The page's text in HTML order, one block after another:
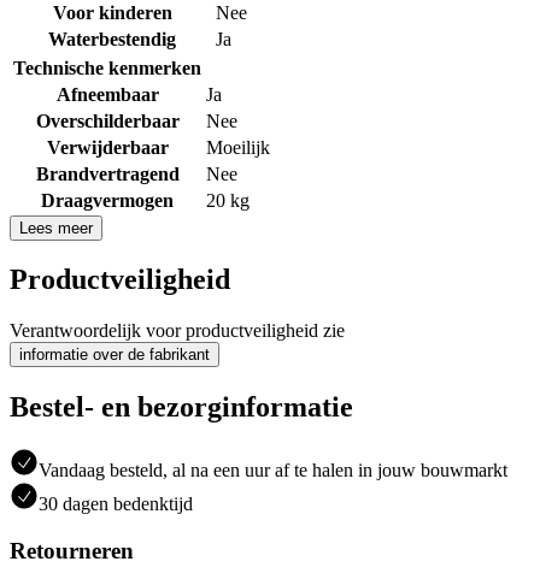
Voor kinderen
Nee
Waterbestendig
Ja
Technische kenmerken
Afneembaar
Ja
Overschilderbaar
Nee
Verwijderbaar
Moeilijk
Brandvertragend
Nee
Draagvermogen
20 kg
Lees meer
Productveiligheid
Verantwoordelijk voor productveiligheid zie
informatie over de fabrikant
Bestel- en bezorginformatie
Vandaag besteld, al na een uur af te halen in jouw bouwmarkt
30 dagen bedenktijd
Retourneren